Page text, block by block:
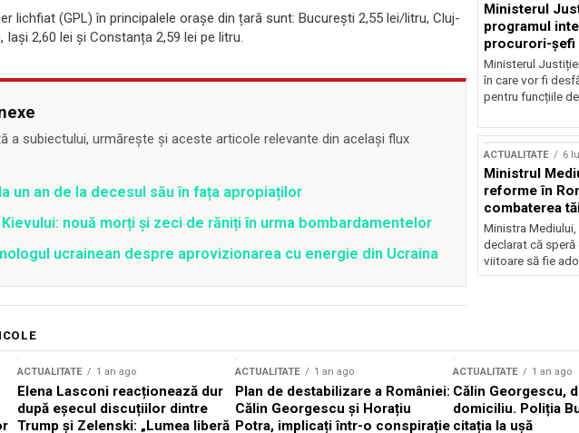
lichfiat (GPL) în principalele orașe din țară sunt: București 2,55 lei/litru, Cluj-
Iași 2,60 lei și Constanța 2,59 lei pe litru.
a subiectului, urmărește și aceste articole relevante din același flux
un an de la decesul său în fața apropiaților
nouă morți și zeci de răniți în urma bombardamentelor
ucrainean despre aprovizionarea cu energie din Ucraina
Ministerul
programul
procurori-șefi
Ministerul
în care vor fi
pentru funcțiile
ACTUALITATE 6
Ministrul
reforme în
combaterea
Ministra Mediului,
declarat că speră
viitoare să fie
ACTUALITATE 1 an ago
Elena Lasconi reacționează dur
după eșecul discuțiilor dintre
Trump și Zelenski: „Lumea liberă
ACTUALITATE 1 an ago
Plan de destabilizare a României:
Călin Georgescu și Horațiu
Potra, implicați într-o conspirație
ACTUALITATE 1 an ago
Călin Georgescu,
domiciliu. Poliția
citația la ușă